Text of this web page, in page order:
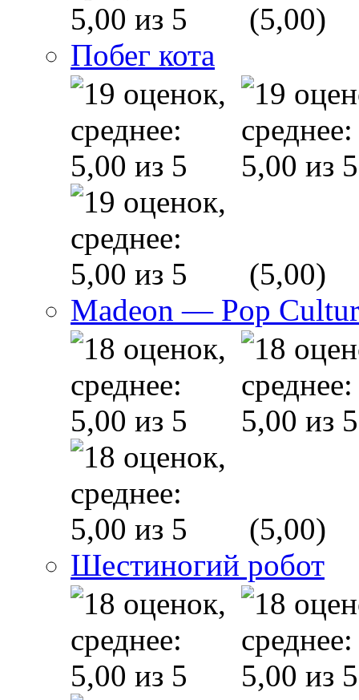
(5,00)
Побег кота
(5,00)
Madeon — Pop
(5,00)
Шестиногий робот